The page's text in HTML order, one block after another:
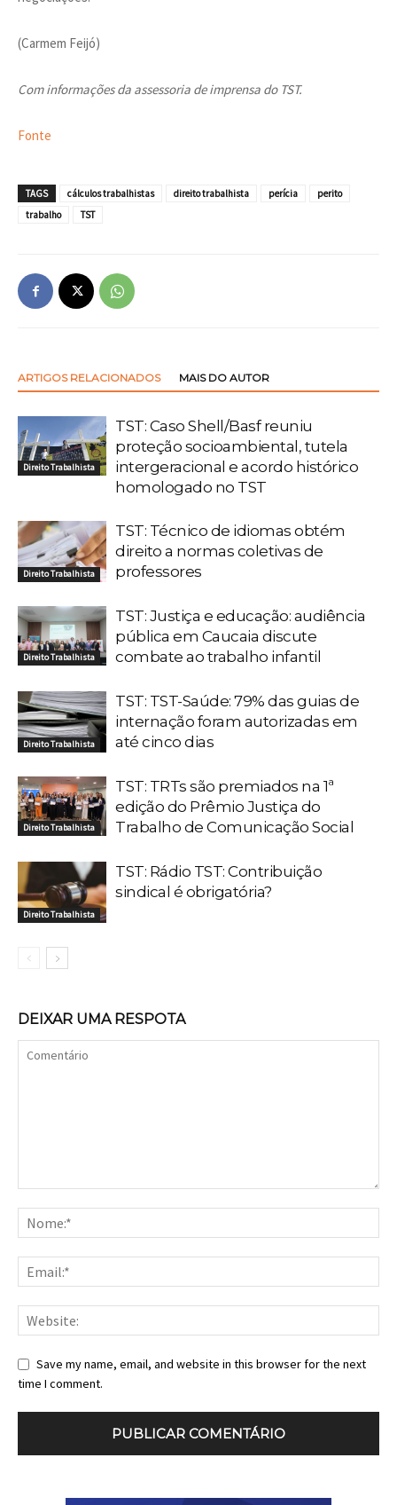
(Carmem Feijó)
Com informações da assessoria de imprensa do TST.
Fonte
TAGS cálculos trabalhistas direito trabalhista perícia
perito
trabalho
TST
ARTIGOS RELACIONADOS MAIS DO AUTOR
Direito Trabalhista
TST: Caso Shell/Basf reuniu
proteção socioambiental, tutela
intergeracional e acordo histórico
homologado no TST
Direito Trabalhista
TST: Técnico de idiomas obtém
direito a normas coletivas de
professores
Direito Trabalhista
TST: Justiça e educação: audiência
pública em Caucaia discute
combate ao trabalho infantil
Direito Trabalhista
TST: TST-Saúde: 79% das guias de
internação foram autorizadas em
até cinco dias
Direito Trabalhista
TST: TRTs são premiados na 1ª
edição do Prêmio Justiça do
Trabalho de Comunicação Social
Direito Trabalhista
TST: Rádio TST: Contribuição
sindical é obrigatória?
DEIXAR UMA RESPOTA
Save my name, email, and website in this browser for the next
time I comment.